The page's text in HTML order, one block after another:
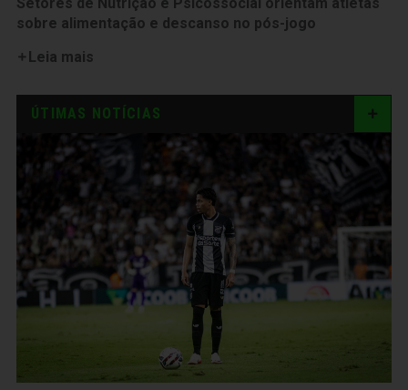
sobre alimentação e descanso no pós-jogo
Leia mais
ÚTIMAS NOTÍCIAS